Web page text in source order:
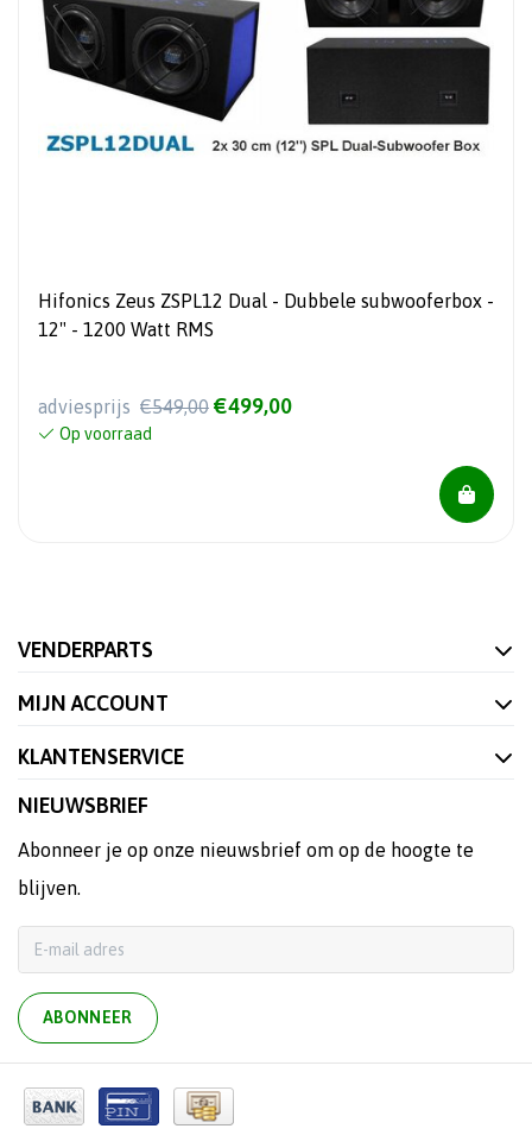
Hifonics Zeus ZSPL12 Dual - Dubbele subwooferbox -
12" - 1200 Watt RMS
adviesprijs €549,00 €499,00
Op voorraad
VENDERPARTS
MIJN ACCOUNT
KLANTENSERVICE
NIEUWSBRIEF
Abonneer je op onze nieuwsbrief om op de hoogte te
blijven.
ABONNEER